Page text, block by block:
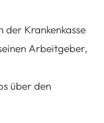
der Krankenkasse
Arbeitgeber,
über den